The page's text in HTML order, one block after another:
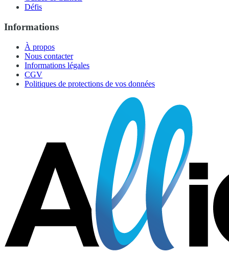
Défis
Informations
À propos
Nous contacter
Informations légales
CGV
Politiques de protections de vos données